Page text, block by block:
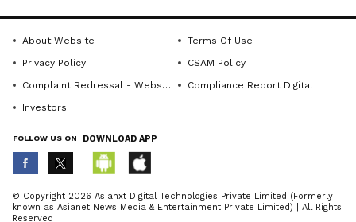
ಕೈಜೋಡಿಸಬೇಕು. ಎಲ್ಲ ಶ್ರೀಗಳನ್ನು ಕರೆದುಕೊಂಡು ಮನೆ-
ಮನಗಳತ್ತ ಬರುತ್ತಿರುವರು. ಇದೊಂದು ಅಮೃತ ಗಳಿಗೆ ಹಾಗೂ
ಭಕ್ತರ ಭಕ್ತಿಯ ಉತ್ಸವ. ಡಿ. 27ರಂದು ಬಸವ ಬುತ್ತಿ
ಕಾರ್ಯಕ್ರಮ ಜರುಗಲಿದೆ. ಪ್ರತಿ ಮನೆಗೂ ಕೇಸರಿ, ಬಿಳಿ ಹಾಗೂ
ಹಸಿರು ಬಣ್ಣ ಬಟ್ಟೆ ಕೊಡಲಾಗುವುದು. ಅದನ್ನು ಧರಿಸಿ ಭಕ್ತರು
ಬರಬೇಕು. 6001 ಜನರ ಸಂಘಟನೆಯಿಂದ ದಾಸೋಹ ಮೇಳ
ಯಶಸ್ವಿಯಾಗಲಿದೆ ಎಂದು ಹೇಳಿದರು.
ಹುಕ್ಕೇರಿಮಠದ ಸದಾಶಿವ ಸ್ವಾಮೀಜಿ ಮಾತನಾಡಿ, ಬ್ರಾಹ್ಮಿ
ABOUT THE AUTHOR
K KannadaprabhaNewsNetwork
About Website
Terms Of Use
Privacy Policy
CSAM Policy
Complaint Redressal - Website
Compliance Report Digital
Investors
FOLLOW US ON DOWNLOAD APP
© Copyright 2026 Asianxt Digital Technologies Private Limited (Formerly
known as Asianet News Media & Entertainment Private Limited) | All Rights
Reserved